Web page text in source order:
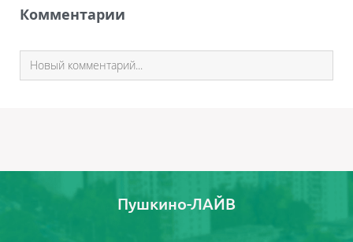
Комментарии
Пушкино-ЛАЙВ